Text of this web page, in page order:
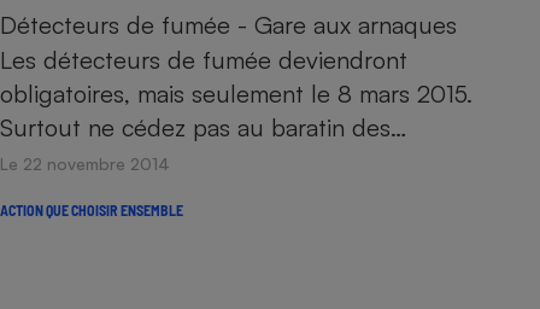
Détecteurs de fumée - Gare aux arnaques
Les détecteurs de fumée deviendront
obligatoires, mais seulement le 8 mars 2015.
Surtout ne cédez pas au baratin des…
Le 22 novembre 2014
ACTION QUE CHOISIR ENSEMBLE